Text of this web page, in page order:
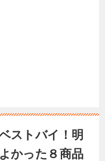
ストバイ！明
かった８商品